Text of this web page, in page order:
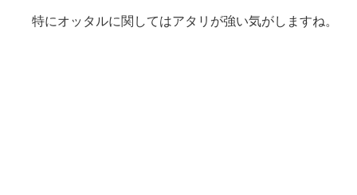
特にオッタルに関してはアタリが強い気がしますね。